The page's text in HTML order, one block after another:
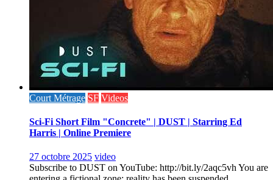
Court Métrage SF Videos
Sci-Fi Short Film "Concrete" | DUST | Starring Ed
Harris | Online Premiere
27 octobre 2025 video
Subscribe to DUST on YouTube: http://bit.ly/2aqc5vh You are